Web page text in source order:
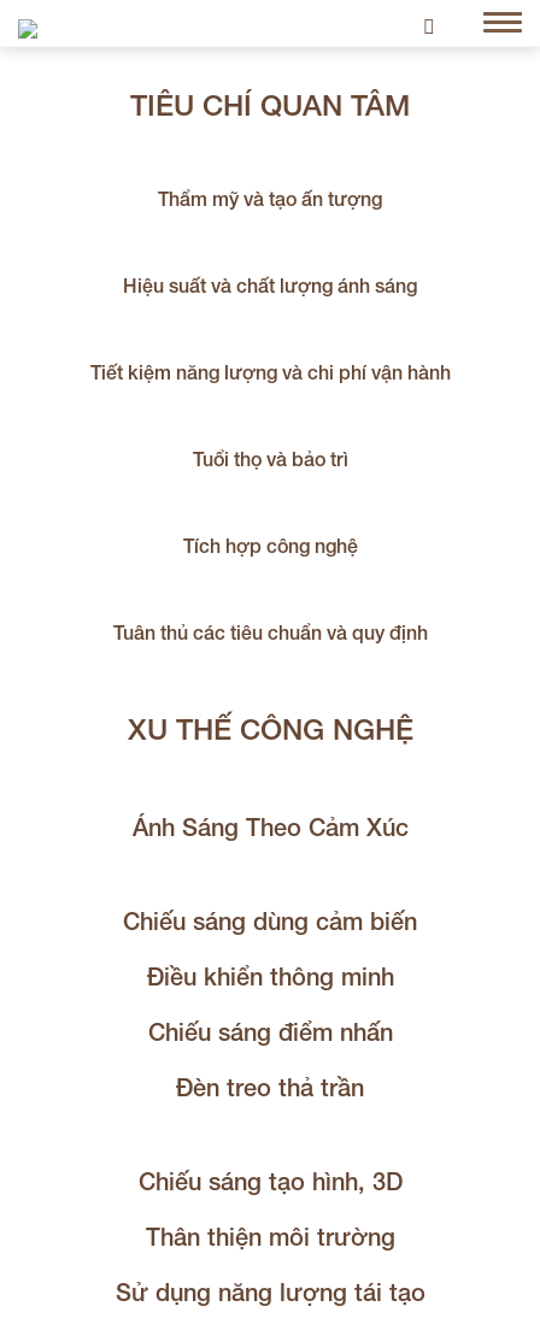
TIÊU CHÍ QUAN TÂM
Thẩm mỹ và tạo ấn tượng
Hiệu suất và chất lượng ánh sáng
Tiết kiệm năng lượng và chi phí vận hành
Tuổi thọ và bảo trì
Tích hợp công nghệ
Tuân thủ các tiêu chuẩn và quy định
XU THẾ CÔNG NGHỆ
Ánh Sáng Theo Cảm Xúc
Chiếu sáng dùng cảm biến
Điều khiển thông minh
Chiếu sáng điểm nhấn
Đèn treo thả trần
Chiếu sáng tạo hình, 3D
Thân thiện môi trường
Sử dụng năng lượng tái tạo